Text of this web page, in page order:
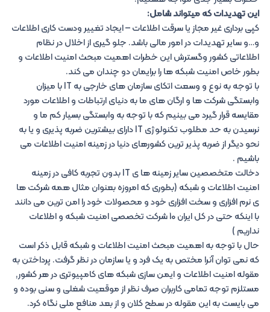
این تهدیدات که میتواند شامل:
کپی برداری غیر مجاز یا سرقت اطلاعات – ایجاد تغییر ودست کاری اطلاعات
و…و سایر تهدیدات در امور مالی باشد. جلو گیری از اخلال در نظام
اطلاعاتی کشور وگسترش این خطرات اهمیت مبحث امنیت اطلاعات و
بطور خاص امنیت شبکه ها را برایمان دو چندان می کند.
با توجه به نوع و وسعت اتکای سازمان های خارجی به IT با میزان
وابستگی شرکت ها و ارگان های ما به دنیای ارتباطات و اطلاعات مورد
مقایسه قرار گیرد می بینیم که با توجه به وابستگی بسیار کم ما و
نرسیدن به حد مطلوب تکنولوژی IT دارای بیشترین ضربه پذیری و یا به
نحو دیگر از ضربه پذیر ترین کشورهای دنیا در زمینه امنیت اطلاعات می
باشیم .
دخالت متخصصین سایر زمینه ها ی IT بدون تجربه کافی در زمینه
امنیت اطلاعات و شبکه (بطوری که امروزه بعنوان مثال همه شرکت ها
ی نرم افزاری و سخت افزاری خود و محصولات خود را امن ترین می دانند
با اینکه حتی در کل ایران 10 شرکت تخصصی امنیت شبکه و اطلاعات
نداریم )
حال با توجه به اهمیت مبحث امنیت اطلاعات و شبکه قابل ذکر است
که نمی توان آنرا مختص به یک فرد و یا سازمان در نظر گرفت. پرداختن به
مقوله امنیت اطلاعات و ایمن سازی شبکه های کامپیوتری در هر کشور,
مستلزم توجه تمامی کاربران صرف نظر از موقعیت شغلی و سنی بوده و
می بایست به این مقوله در سطح کلان و از بعد منافع ملی نگاه کرد.